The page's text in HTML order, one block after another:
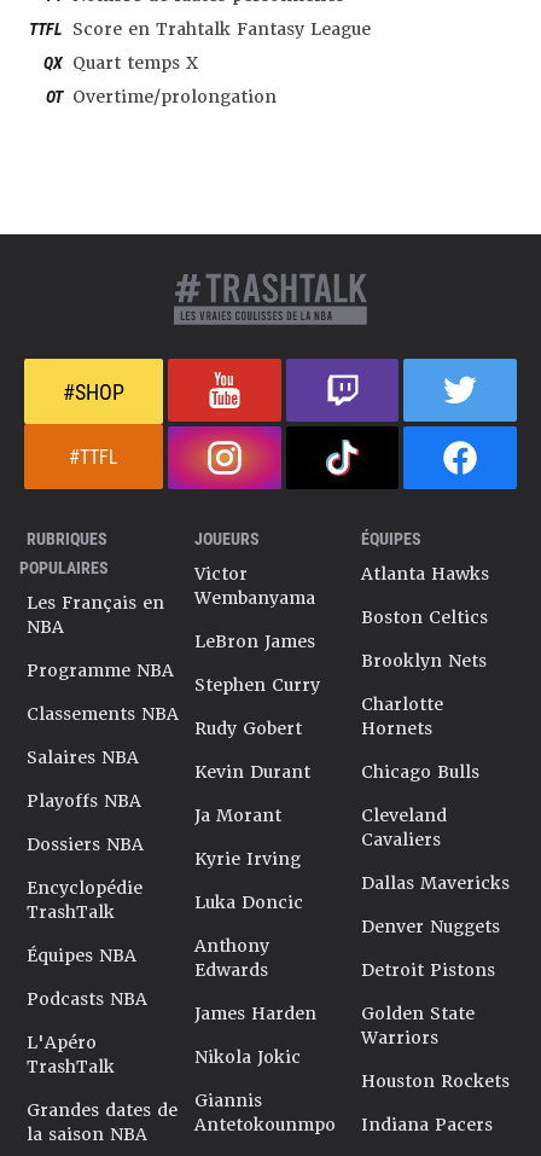
TTFL Score en Trahtalk Fantasy League
QX Quart temps X
OT Overtime/prolongation
#SHOP
#TTFL
RUBRIQUES
POPULAIRES
Les Français en
NBA
Programme NBA
Classements NBA
Salaires NBA
Playoffs NBA
Dossiers NBA
Encyclopédie
TrashTalk
Équipes NBA
Podcasts NBA
L'Apéro
TrashTalk
Grandes dates de
la saison NBA
JOUEURS
Victor
Wembanyama
LeBron James
Stephen Curry
Rudy Gobert
Kevin Durant
Ja Morant
Kyrie Irving
Luka Doncic
Anthony
Edwards
James Harden
Nikola Jokic
Giannis
Antetokounmpo
ÉQUIPES
Atlanta Hawks
Boston Celtics
Brooklyn Nets
Charlotte
Hornets
Chicago Bulls
Cleveland
Cavaliers
Dallas Mavericks
Denver Nuggets
Detroit Pistons
Golden State
Warriors
Houston Rockets
Indiana Pacers